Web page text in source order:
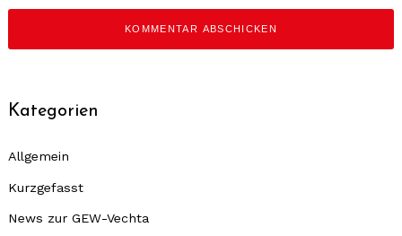
Kategorien
Allgemein
Kurzgefasst
News zur GEW-Vechta